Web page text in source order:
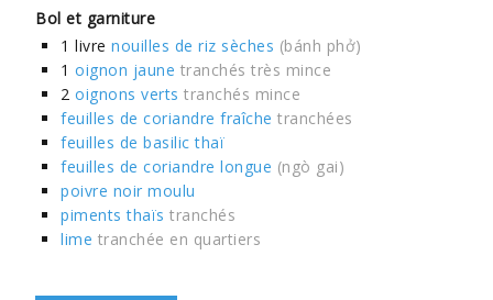
Bol et garniture
1 livre nouilles de riz sèches (bánh phở)
1 oignon jaune tranchés très mince
2 oignons verts tranchés mince
feuilles de coriandre fraîche tranchées
feuilles de basilic thaï
feuilles de coriandre longue (ngò gai)
poivre noir moulu
piments thaïs tranchés
lime tranchée en quartiers